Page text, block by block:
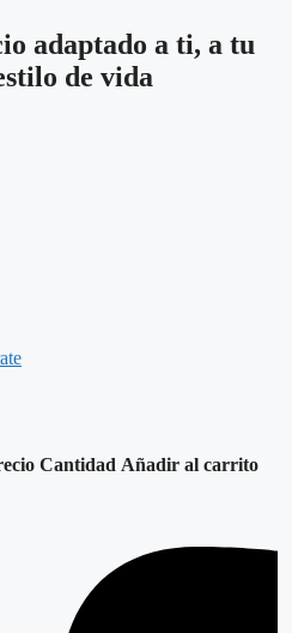
adaptado a ti, a tu
de vida
Cantidad Añadir al carrito